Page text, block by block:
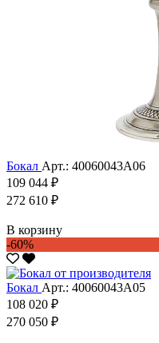
Бокал Арт.: 40060043А06
109 044 ₽
272 610 ₽
В корзину
-60%
Бокал Арт.: 40060043А05
108 020 ₽
270 050 ₽